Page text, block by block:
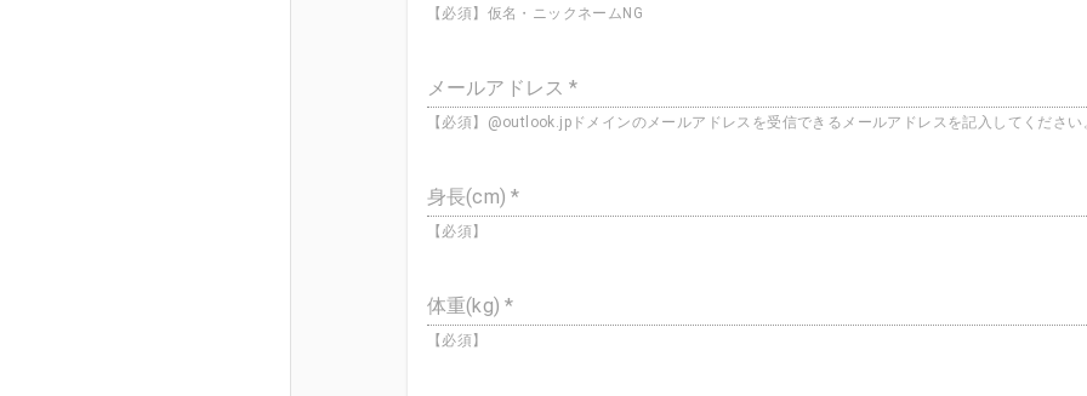
【必須】仮名・ニックネームNG
メールアドレス *
【必須】@outlook.jpドメインのメールアドレスを受信できるメールアドレスを記入してください
身長(cm) *
【必須】
体重(kg) *
【必須】